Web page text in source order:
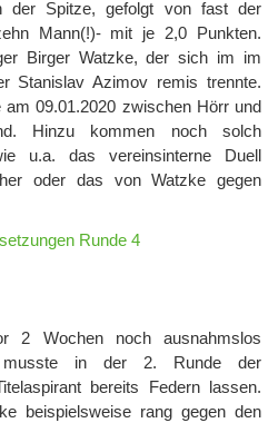
der Spitze, gefolgt von fast der
Mann(!)- mit je 2,0 Punkten.
Birger Watzke, der sich im im
Stanislav Azimov remis trennte.
am 09.01.2020 zwischen Hörr und
Hinzu kommen noch solch
u.a. das vereinsinterne Duell
oder das von Watzke gegen
Runde 4
2 Wochen noch ausnahmslos
musste in der 2. Runde der
bereits Federn lassen.
beispielsweise rang gegen den